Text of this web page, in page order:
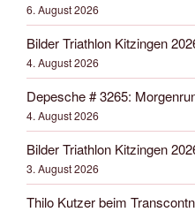
6. August 2026
Bilder Triathlon Kitzingen
4. August 2026
Depesche # 3265:
4. August 2026
Bilder Triathlon Kitzingen
3. August 2026
Thilo Kutzer beim